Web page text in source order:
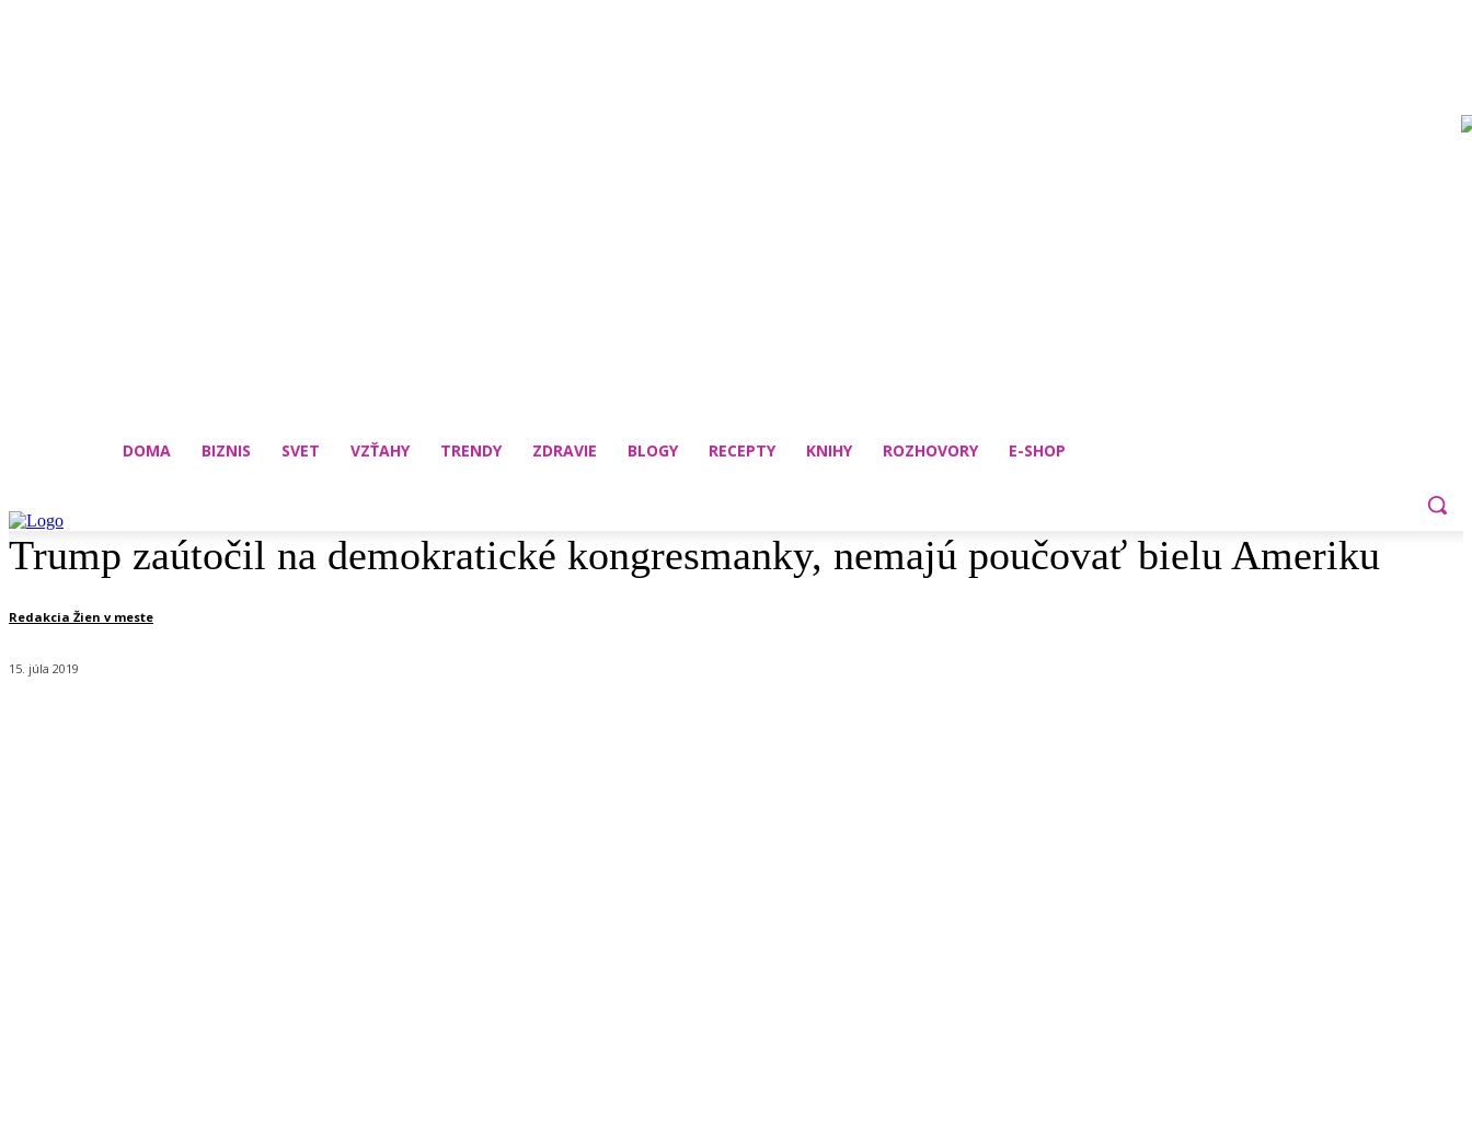
DOMA BIZNIS SVET VZŤAHY TRENDY ZDRAVIE BLOGY RECEPTY KNIHY ROZHOVORY E-SHOP
Trump zaútočil na demokratické kongresmanky, nemajú poučovať bielu Ameriku
Redakcia Žien v meste
15. júla 2019